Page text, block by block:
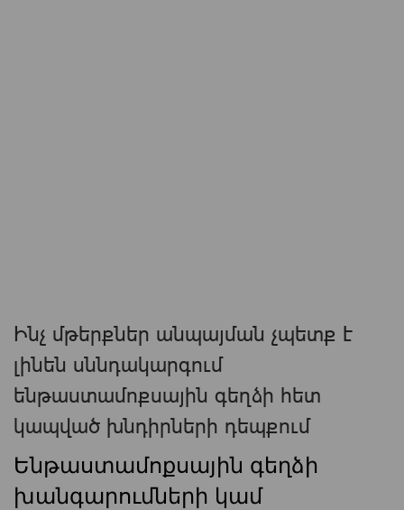
Ինչ մթերքներ անպայման չպետք է
լինեն սննդակարգում
ենթաստամոքսային գեղձի հետ
կապված խնդիրների դեպքում
Ենթաստամոքսային գեղձի
խանգարումների կամ